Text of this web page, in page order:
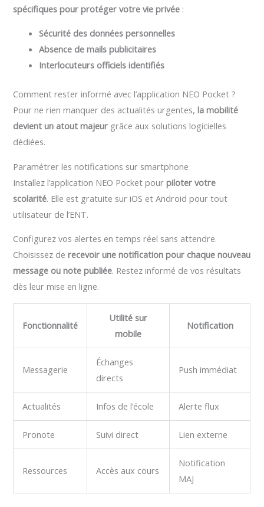
spécifiques pour protéger votre vie privée :
Sécurité des données personnelles
Absence de mails publicitaires
Interlocuteurs officiels identifiés
Comment rester informé avec l’application NEO Pocket ?
Pour ne rien manquer des actualités urgentes,la mobilité
devient un atout majeur grâce aux solutions logicielles
dédiées.
Paramétrer les notifications sur smartphone
Installez l’application NEO Pocket pourpiloter votre
scolarité. Elle est gratuite sur iOS et Android pour tout
utilisateur de l’ENT.
Configurez vos alertes en temps réel sans attendre.
Choisissez derecevoir une notification pour chaque nouveau
message ou note publiée. Restez informé de vos résultats
dès leur mise en ligne.
Fonctionnalité
Utilité sur
mobile
Notification
Messagerie
Échanges
directs
Push immédiat
Actualités Infos de l’école Alerte flux
Pronote Suivi direct Lien externe
Ressources Accès aux cours
Notification
MAJ